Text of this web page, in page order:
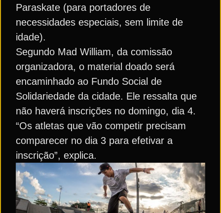
Paraskate (para portadores de
necessidades especiais, sem limite de
idade).
Segundo Mad William, da comissão
organizadora, o material doado será
encaminhado ao Fundo Social de
Solidariedade da cidade. Ele ressalta que
não haverá inscrições no domingo, dia 4.
“Os atletas que vão competir precisam
comparecer no dia 3 para efetivar a
inscrição”, explica.